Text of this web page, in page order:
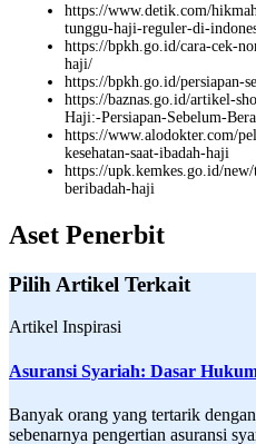
https://www.detik.com/
tunggu-haji-reguler-di-
https://bpkh.go.id/cara-cek-
haji/
https://bpkh.go.id/persiapan-
https://baznas.go.id/artikel-
Haji:-Persiapan-Sebelum-
https://www.alodokter.com/
kesehatan-saat-ibadah-haji
https://upk.kemkes.go.id/new/
beribadah-haji
Aset Penerbit
Pilih Artikel Terkait
Artikel Inspirasi
Asuransi Syariah: Dasar
Banyak orang yang tertarik
sebenarnya pengertian asuransi